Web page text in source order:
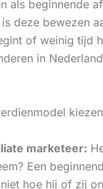
als beginnende
deze bewezen
of weinig tijd
in
marketeer:
Een
hoe hij of zij